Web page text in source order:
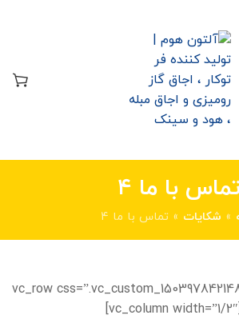
تماس با ما ۴
» شکایات » تماس با ما ۴
[vc_row